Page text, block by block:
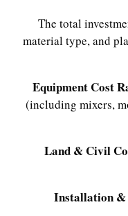
The total
material type, and
Equipment Cost
(including mixers,
Land & Civil
Installation